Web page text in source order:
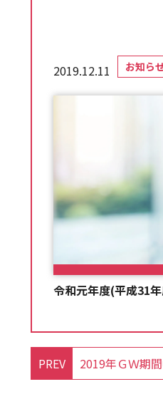
2019.12.11 お知ら
令和元年度(平成31
PREV 2019年ＧＷ期